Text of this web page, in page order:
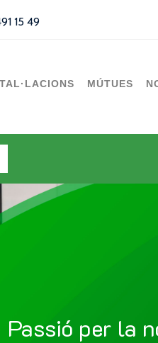
15 49
MÚTUES
Passió per la